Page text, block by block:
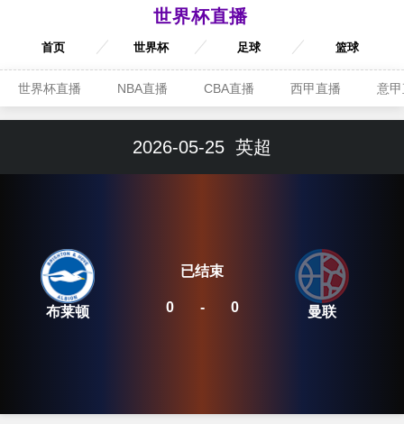
世界杯直播
首页 世界杯 足球 篮球
世界杯直播 NBA直播 CBA直播 西甲直播 意
2026-05-25 英超
布莱顿 0 - 0
已结束
曼联